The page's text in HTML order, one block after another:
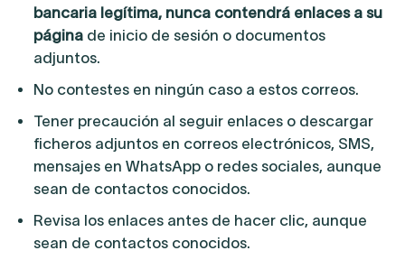
bancaria legítima, nunca contendrá enlaces a su
páginade inicio de sesión o documentos
adjuntos.
No contestes en ningún caso a estos correos.
Tener precaución al seguir enlaces o descargar
ficheros adjuntos en correos electrónicos, SMS,
mensajes en WhatsApp o redes sociales, aunque
sean de contactos conocidos.
Revisa los enlaces antes de hacer clic, aunque
sean de contactos conocidos.